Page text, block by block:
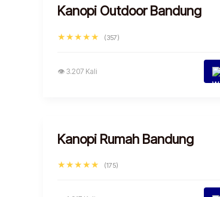
Kanopi Outdoor Bandung
★★★★★ (357)
👁 3.207 Kali
Kanopi Rumah Bandung
★★★★★ (175)